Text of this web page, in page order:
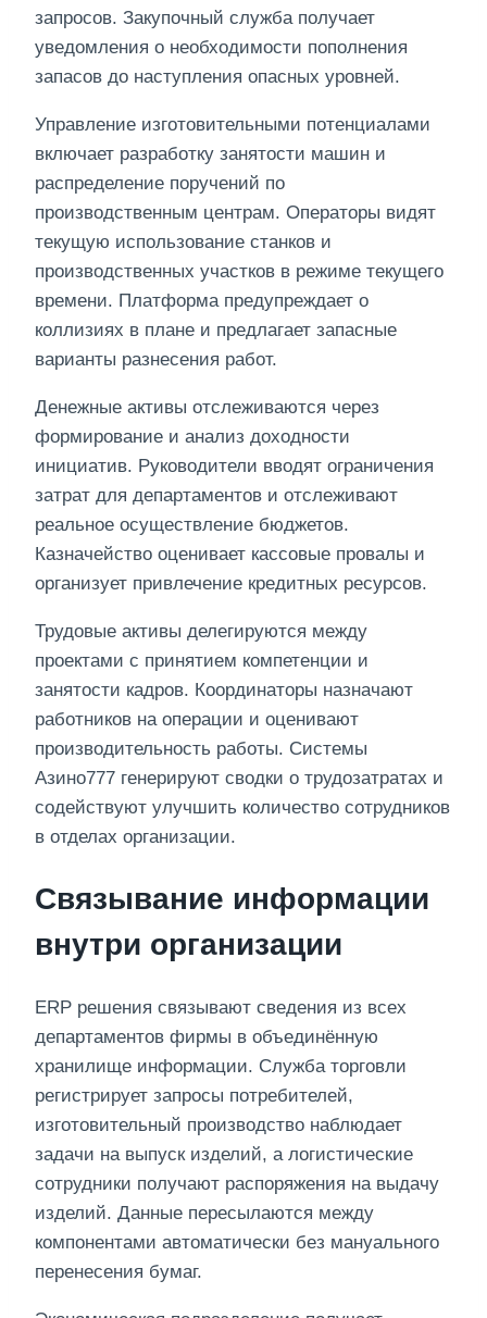
запросов. Закупочный служба получает
уведомления о необходимости пополнения
запасов до наступления опасных уровней.
Управление изготовительными потенциалами
включает разработку занятости машин и
распределение поручений по
производственным центрам. Операторы видят
текущую использование станков и
производственных участков в режиме текущего
времени. Платформа предупреждает о
коллизиях в плане и предлагает запасные
варианты разнесения работ.
Денежные активы отслеживаются через
формирование и анализ доходности
инициатив. Руководители вводят ограничения
затрат для департаментов и отслеживают
реальное осуществление бюджетов.
Казначейство оценивает кассовые провалы и
организует привлечение кредитных ресурсов.
Трудовые активы делегируются между
проектами с принятием компетенции и
занятости кадров. Координаторы назначают
работников на операции и оценивают
производительность работы. Системы
Азино777 генерируют сводки о трудозатратах и
содействуют улучшить количество сотрудников
в отделах организации.
Связывание информации
внутри организации
ERP решения связывают сведения из всех
департаментов фирмы в объединённую
хранилище информации. Служба торговли
регистрирует запросы потребителей,
изготовительный производство наблюдает
задачи на выпуск изделий, а логистические
сотрудники получают распоряжения на выдачу
изделий. Данные пересылаются между
компонентами автоматически без мануального
перенесения бумаг.